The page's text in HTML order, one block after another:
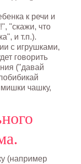
к речи и
"скажи, что
и т.п.).
с игрушками,
говорить
("давай
чашку,
(например